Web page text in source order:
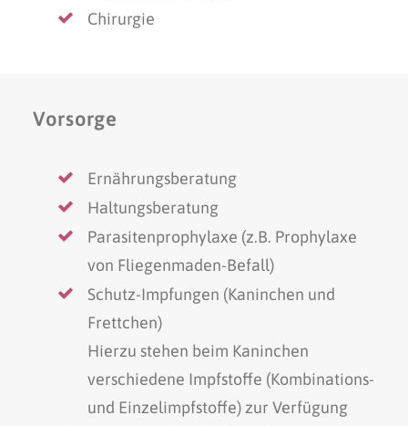
Chirurgie
Vorsorge
Ernährungsberatung
Haltungsberatung
Parasitenprophylaxe (z.B. Prophylaxe
von Fliegenmaden-Befall)
Schutz-Impfungen (Kaninchen und
Frettchen)
Hierzu stehen beim Kaninchen
verschiedene Impfstoffe (Kombinations-
und Einzelimpfstoffe) zur Verfügung